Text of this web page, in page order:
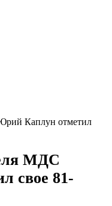
Каплун отметил
МДС
свое 81-